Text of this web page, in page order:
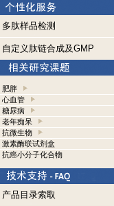
多肽样品检测
自定义肽链合成及GMP
肥胖
心血管
糖尿病
老年痴呆
抗微生物
激素酶联试剂盒
抗癌小分子化合物
产品目录索取